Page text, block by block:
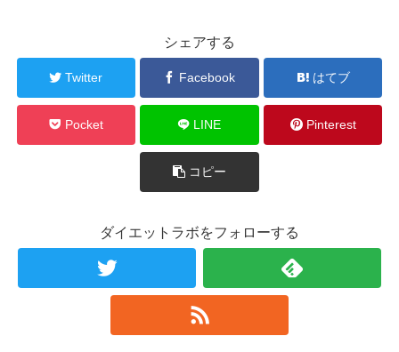
シェアする
Twitter Facebook はてブ
Pocket LINE Pinterest
コピー
ダイエットラボをフォローする